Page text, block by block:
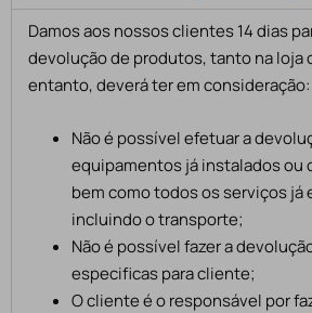
Damos aos nossos clientes 14 dias
devolução de produtos, tanto na loja
entanto, deverá ter em consideração:
Não é possível efetuar a
equipamentos já instalados ou
bem como todos os serviços já
incluindo o transporte;
Não é possível fazer a
especificas para cliente;
O cliente é o responsável por